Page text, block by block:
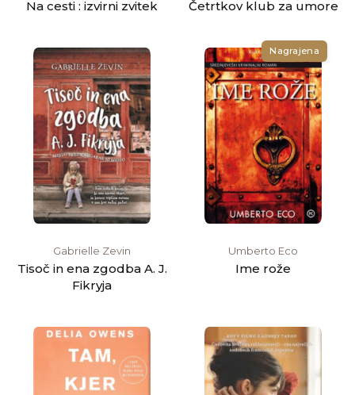
Na cesti : izvirni zvitek Četrtkov klub za umore
Gabrielle Zevin
Tisoč in ena zgodba A. J.
Fikryja
Nagrajena
Umberto Eco
Ime rože